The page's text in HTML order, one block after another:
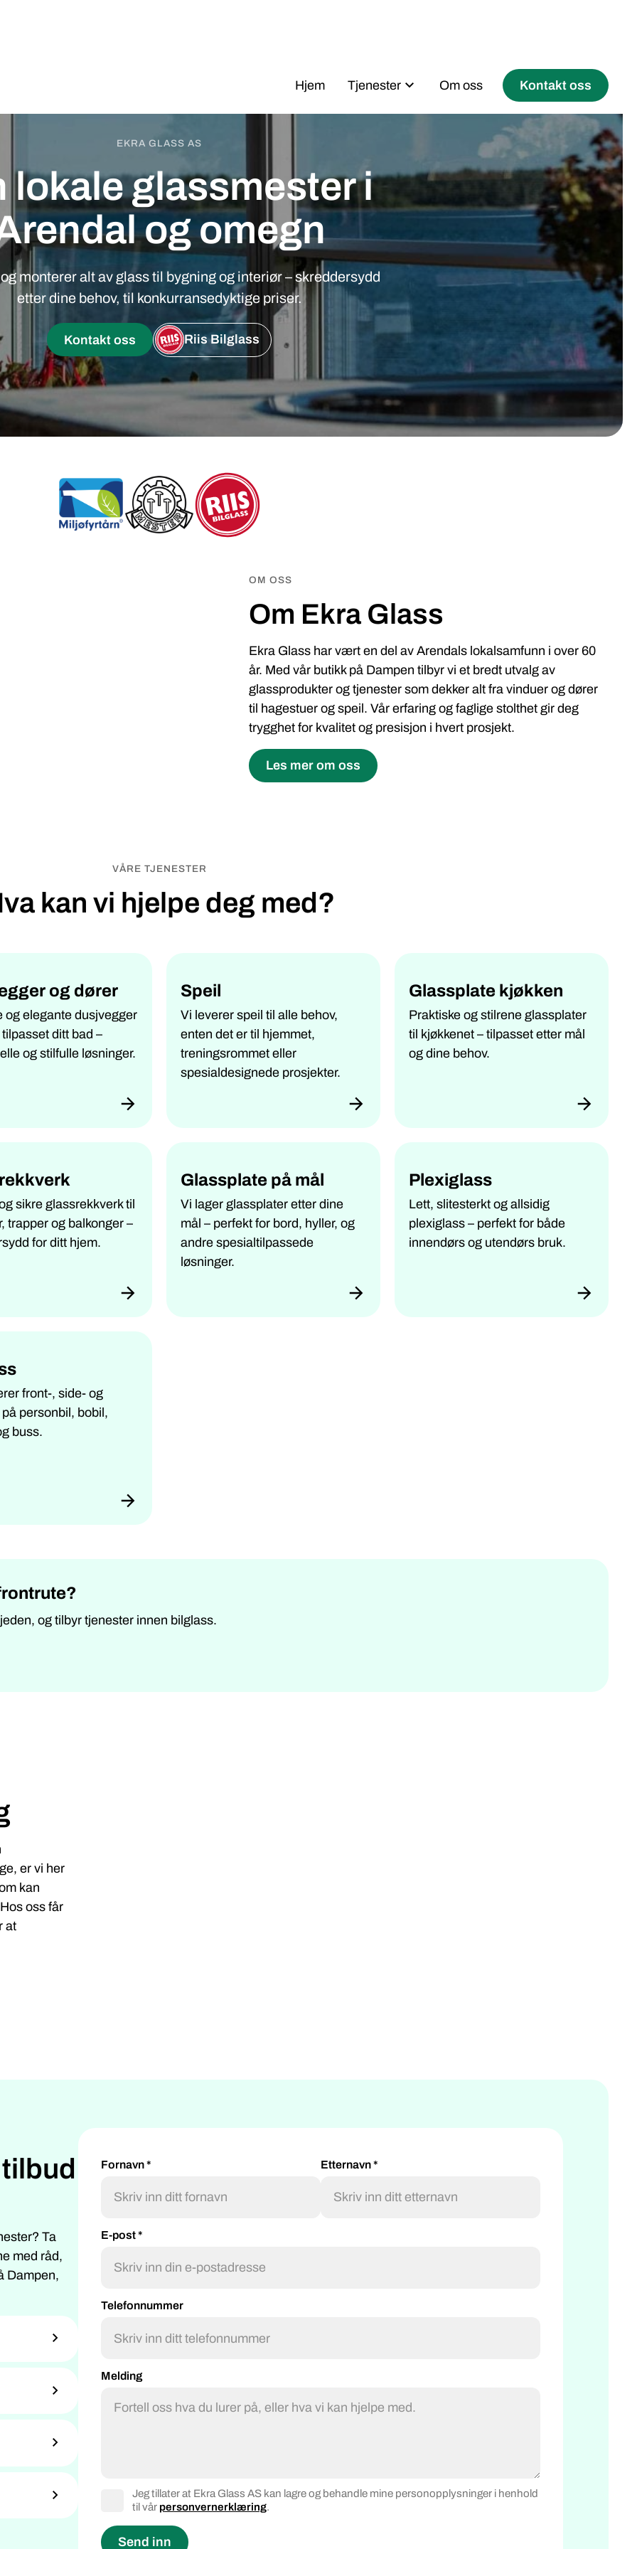
Hjem Tjenester Om oss Kontakt oss
EKRA GLASS AS
lokale glassmester i
og omegn
monterer alt av glass til bygning og interiør – skreddersydd
etter dine behov, til konkurransedyktige priser.
Kontakt oss Riis Bilglass
OM OSS
Om Ekra Glass
Ekra Glass har vært en del av Arendals lokalsamfunn i over 60
år. Med vår butikk på Dampen tilbyr vi et bredt utvalg av
glassprodukter og tjenester som dekker alt fra vinduer og dører
til hagestuer og speil. Vår erfaring og faglige stolthet gir deg
trygghet for kvalitet og presisjon i hvert prosjekt.
Les mer om oss
VÅRE TJENESTER
kan vi hjelpe deg med?
og dører
og elegante dusjvegger
ditt bad –
og stilfulle løsninger.
Speil
Vi leverer speil til alle behov,
enten det er til hjemmet,
treningsrommet eller
spesialdesignede prosjekter.
Glassplate kjøkken
Praktiske og stilrene glassplater
til kjøkkenet – tilpasset etter mål
og dine behov.
sikre glassrekkverk til
trapper og balkonger –
for ditt hjem.
Glassplate på mål
Vi lager glassplater etter dine
mål – perfekt for bord, hyller, og
andre spesialtilpassede
løsninger.
Plexiglass
Lett, slitesterkt og allsidig
plexiglass – perfekt for både
innendørs og utendørs bruk.
front-, side- og
personbil, bobil,
buss.
og tilbyr tjenester innen bilglass.
er vi her
kan
oss får
at
Ta
med råd,
Dampen,
Fornavn * Etternavn *
E-post *
Telefonnummer
Melding
Jeg tillater at Ekra Glass AS kan lagre og behandle mine personopplysninger i henhold
til vår personvernerklæring.